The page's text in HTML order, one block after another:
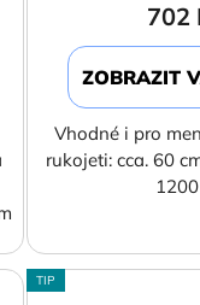
702
ZOBRAZIT
Vhodné i pro
rukojeti: cca. 60
TIP